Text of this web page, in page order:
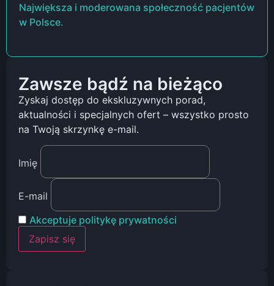
Największa i moderowana społeczność pacjentów
w Polsce.
Zawsze bądź na bieżąco
Zyskaj dostęp do ekskluzywnych porad,
aktualności i specjalnych ofert – wszystko prosto
na Twoją skrzynkę e-mail.
Imię
E-mail
Akceptuje politykę prywatności